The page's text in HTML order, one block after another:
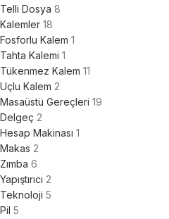
Telli Dosya 8
Kalemler 18
Fosforlu Kalem 1
Tahta Kalemi 1
Tükenmez Kalem 11
Uçlu Kalem 2
Masaüstü Gereçleri 19
Delgeç 2
Hesap Makinası 1
Makas 2
Zımba 6
Yapıştırıcı 2
Teknoloji 5
Pil 5